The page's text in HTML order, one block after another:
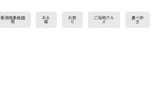
新潟県新発田
市
お土
産
お祭
り
ご当地グル
メ
食べ歩
き